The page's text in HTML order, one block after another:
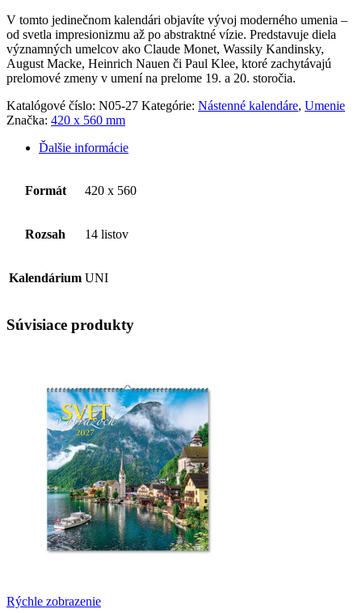
V tomto jedinečnom kalendári objavíte vývoj moderného umenia –
od svetla impresionizmu až po abstraktné vízie. Predstavuje diela
významných umelcov ako Claude Monet, Wassily Kandinsky,
August Macke, Heinrich Nauen či Paul Klee, ktoré zachytávajú
prelomové zmeny v umení na prelome 19. a 20. storočia.
Katalógové číslo: N05-27 Kategórie: Nástenné kalendáre, Umenie
Značka: 420 x 560 mm
Ďalšie informácie
Formát 420 x 560
Rozsah 14 listov
Kalendárium UNI
Súvisiace produkty
Rýchle zobrazenie